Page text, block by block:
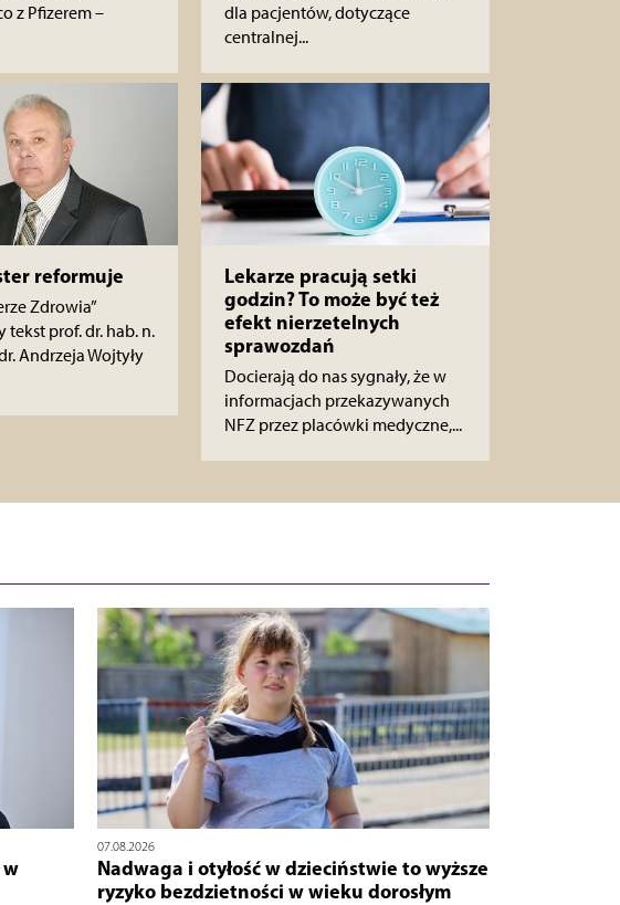
z Pfizerem –
reformuje
Zdrowia”
prof. dr. hab. n.
Andrzeja Wojtyły
dla pacjentów, dotyczące
centralnej...
Lekarze pracują setki
godzin? To może być też
efekt nierzetelnych
sprawozdań
Docierają do nas sygnały, że w
informacjach przekazywanych
NFZ przez placówki medyczne,...
07.08.2026
Nadwaga i otyłość w dzieciństwie to wyższe
ryzyko bezdzietności w wieku dorosłym